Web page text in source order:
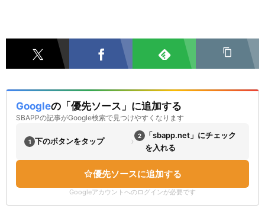
Googleの「優先ソース」に追加する
SBAPPの記事がGoogle検索で見つけやすくなります
1 下のボタンをタップ › 2
「sbapp.net」にチェック
を入れる
優先ソースに追加する
Googleアカウントへのログインが必要です